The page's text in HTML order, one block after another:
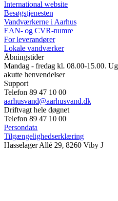
International website
Besøgstjenesten
Vandværkerne i Aarhus
EAN- og CVR-numre
For leverandører
Lokale vandværker
Åbningstider
Mandag - fredag kl. 08.00-15.00.
akutte henvendelser
Support
Telefon 89 47 10 00
aarhusvand@aarhusvand.dk
Driftvagt hele døgnet
Telefon 89 47 10 00
Persondata
Tilgængelighedserklæring
Hasselager Allé 29, 8260 Viby J